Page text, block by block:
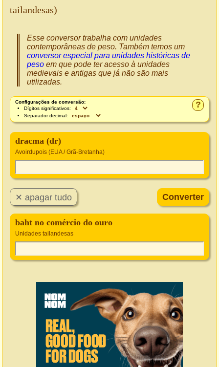
tailandesas)
Esse conversor trabalha com unidades
contemporâneas de peso. Também temos um
conversor especial para unidades históricas de
peso em que pode ter acesso à unidades
medievais e antigas que já não são mais
utilizadas.
?
Configurações de conversão:
Dígitos significativos:
Separador decimal:
dracma (dr)
Avoirdupois (EUA / Grã-Bretanha)
baht no comércio do ouro
Unidades tailandesas